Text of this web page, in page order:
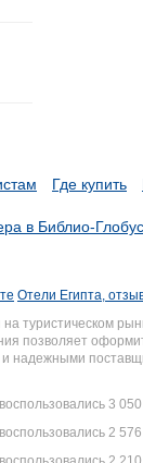
Где купить
в Библио-Глобус
Отели Египта,
туристическом
позволяет
и надежными
3
2